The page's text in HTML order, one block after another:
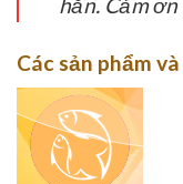
Các sản phẩm